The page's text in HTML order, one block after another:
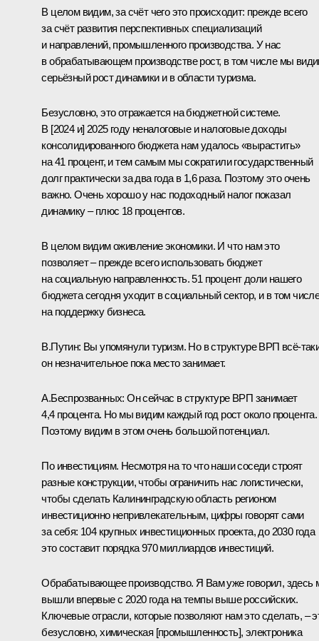
В целом видим, за счёт чего это происходит: прежде всего
за счёт развития перспективных специализаций
и направлений, промышленного производства. У нас
в обрабатывающем производстве рост, в том числе мы
серьёзный рост динамики и в области туризма.
Безусловно, это отражается на бюджетной системе.
В [2024 и] 2025 году неналоговые и налоговые доходы
консолидированного бюджета нам удалось «вырастить»
на 41 процент, и тем самым мы сократили государственный
долг практически за два года в 1,6 раза. Поэтому это очень
важно. Очень хорошо у нас подоходный налог показал
динамику – плюс 18 процентов.
В целом видим оживление экономики. И что нам это
позволяет – прежде всего использовать бюджет
на социальную направленность. 51 процент доли нашего
бюджета сегодня уходит в социальный сектор, и в том
на поддержку бизнеса.
В.Путин: Вы упомянули туризм. Но в структуре ВРП всё-
он незначительное пока место занимает.
А.Беспрозванных:Он сейчас в структуре ВРП занимает
4,4 процента. Но мы видим каждый год рост около процента.
Поэтому видим в этом очень большой потенциал.
По инвестициям. Несмотря на то что наши соседи строят
разные конструкции, чтобы ограничить нас логистически,
чтобы сделать Калининградскую область регионом
инвестиционно непривлекательным, цифры говорят сами
за себя: 104 крупных инвестиционных проекта, до 2030 года
это составит порядка 970 миллиардов инвестиций.
Обрабатывающее производство. Я Вам уже говорил, здесь
вышли впервые с 2020 года на темпы выше российских.
Ключевые отрасли, которые позволяют нам это сделать, –
безусловно, химическая [промышленность], электроника